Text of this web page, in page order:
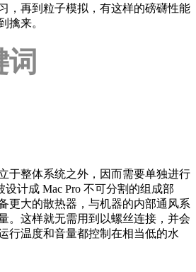
，再到粒子模拟，有这样的磅礴性能
擒来。
于整体系统之外，因而需要单独进行
计成 Mac Pro 不可分割的组成部
更大的散热器，与机器的内部通风系
。这样就无需用到以螺丝连接，并会
行温度和音量都控制在相当低的水